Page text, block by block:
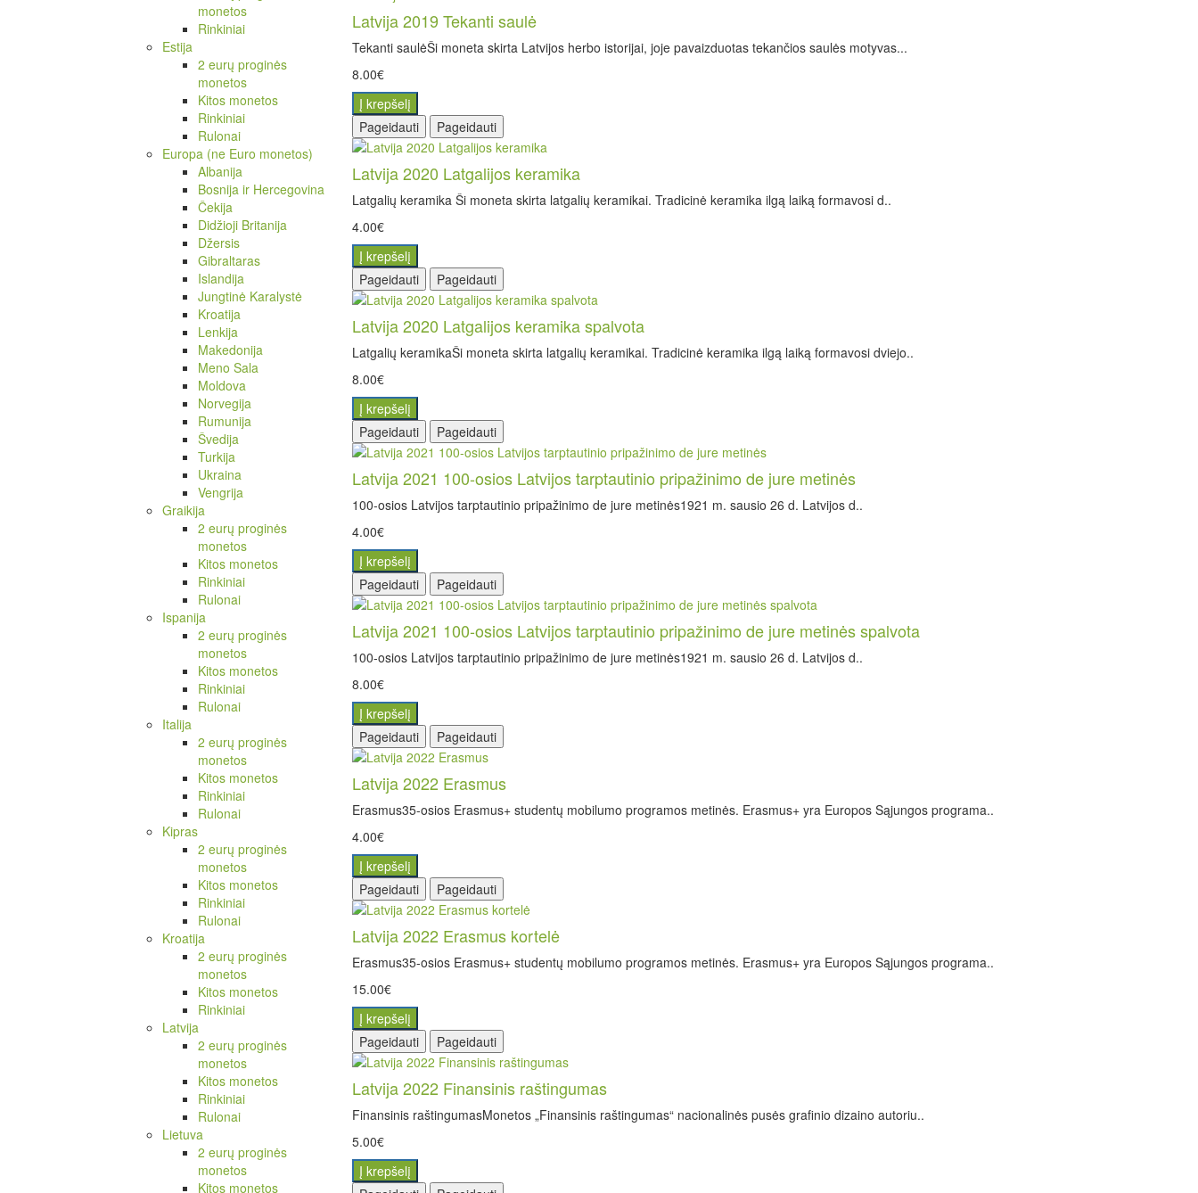
monetos
Rinkiniai
Estija
2 eurų proginės
monetos
Kitos monetos
Rinkiniai
Rulonai
Europa (ne Euro monetos)
Albanija
Bosnija ir Hercegovina
Čekija
Didžioji Britanija
Džersis
Gibraltaras
Islandija
Jungtinė Karalystė
Kroatija
Lenkija
Makedonija
Meno Sala
Moldova
Norvegija
Rumunija
Švedija
Turkija
Ukraina
Vengrija
Graikija
2 eurų proginės
monetos
Kitos monetos
Rinkiniai
Rulonai
Ispanija
2 eurų proginės
monetos
Kitos monetos
Rinkiniai
Rulonai
Italija
2 eurų proginės
monetos
Kitos monetos
Rinkiniai
Rulonai
Kipras
2 eurų proginės
monetos
Kitos monetos
Rinkiniai
Rulonai
Kroatija
2 eurų proginės
monetos
Kitos monetos
Rinkiniai
Latvija
2 eurų proginės
monetos
Kitos monetos
Rinkiniai
Rulonai
Lietuva
2 eurų proginės
monetos
Kitos monetos
Latvija 2019 Tekanti saulė
Tekanti saulėŠi moneta skirta Latvijos herbo istorijai, joje pavaizduotas tekančios saulės motyvas...
8.00€
Į krepšelį
Pageidauti
Pageidauti
Latvija 2020 Latgalijos keramika
Latgalių keramika Ši moneta skirta latgalių keramikai. Tradicinė keramika ilgą laiką formavosi d..
4.00€
Į krepšelį
Pageidauti
Pageidauti
Latvija 2020 Latgalijos keramika spalvota
Latgalių keramikaŠi moneta skirta latgalių keramikai. Tradicinė keramika ilgą laiką formavosi dviejo..
8.00€
Į krepšelį
Pageidauti
Pageidauti
Latvija 2021 100-osios Latvijos tarptautinio pripažinimo de jure metinės
100-osios Latvijos tarptautinio pripažinimo de jure metinės1921 m. sausio 26 d. Latvijos d..
4.00€
Į krepšelį
Pageidauti
Pageidauti
Latvija 2021 100-osios Latvijos tarptautinio pripažinimo de jure metinės spalvota
100-osios Latvijos tarptautinio pripažinimo de jure metinės1921 m. sausio 26 d. Latvijos d..
8.00€
Į krepšelį
Pageidauti
Pageidauti
Latvija 2022 Erasmus
Erasmus35-osios Erasmus+ studentų mobilumo programos metinės. Erasmus+ yra Europos Sąjungos programa..
4.00€
Į krepšelį
Pageidauti
Pageidauti
Latvija 2022 Erasmus kortelė
Erasmus35-osios Erasmus+ studentų mobilumo programos metinės. Erasmus+ yra Europos Sąjungos programa..
15.00€
Į krepšelį
Pageidauti
Pageidauti
Latvija 2022 Finansinis raštingumas
Finansinis raštingumasMonetos „Finansinis raštingumas“ nacionalinės pusės grafinio dizaino autoriu..
5.00€
Į krepšelį